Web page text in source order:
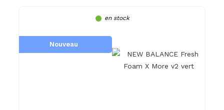
en stock
Nouveau